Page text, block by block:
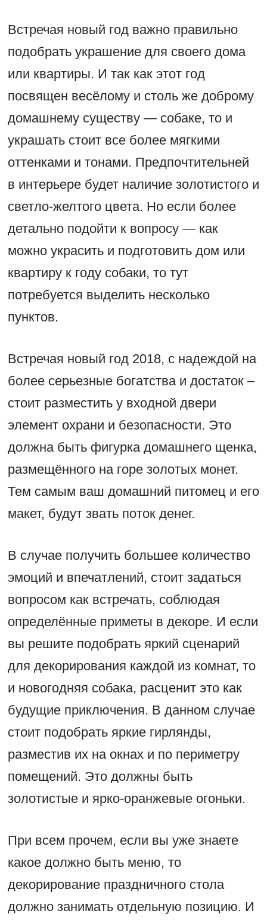
Встречая новый год важно правильно
подобрать украшение для своего дома
или квартиры. И так как этот год
посвящен весёлому и столь же доброму
домашнему существу — собаке, то и
украшать стоит все более мягкими
оттенками и тонами. Предпочтительней
в интерьере будет наличие золотистого и
светло-желтого цвета. Но если более
детально подойти к вопросу — как
можно украсить и подготовить дом или
квартиру к году собаки, то тут
потребуется выделить несколько
пунктов.
Встречая новый год 2018, с надеждой на
более серьезные богатства и достаток –
стоит разместить у входной двери
элемент охрани и безопасности. Это
должна быть фигурка домашнего щенка,
размещённого на горе золотых монет.
Тем самым ваш домашний питомец и его
макет, будут звать поток денег.
В случае получить большее количество
эмоций и впечатлений, стоит задаться
вопросом как встречать, соблюдая
определённые приметы в декоре. И если
вы решите подобрать яркий сценарий
для декорирования каждой из комнат, то
и новогодняя собака, расценит это как
будущие приключения. В данном случае
стоит подобрать яркие гирлянды,
разместив их на окнах и по периметру
помещений. Это должны быть
золотистые и ярко-оранжевые огоньки.
При всем прочем, если вы уже знаете
какое должно быть меню, то
декорирование праздничного стола
должно занимать отдельную позицию. И